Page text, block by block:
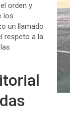
orden y
los
un llamado
respeto a la